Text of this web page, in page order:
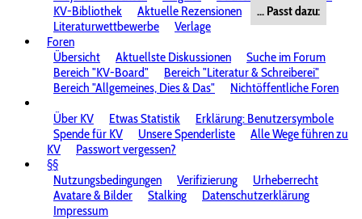
KV-Bibliothek
Aktuelle Rezensionen
... Passt dazu:
Literaturwettbewerbe
Verlage
Foren
Übersicht
Aktuellste Diskussionen
Suche im Forum
Bereich "KV-Board"
Bereich "Literatur & Schreiberei"
Bereich "Allgemeines, Dies & Das"
Nichtöffentliche Foren
Über KV
Etwas Statistik
Erklärung: Benutzersymbole
Spende für KV
Unsere Spenderliste
Alle Wege führen zu
KV
Passwort vergessen?
§§
Nutzungsbedingungen
Verifizierung
Urheberrecht
Avatare & Bilder
Stalking
Datenschutzerklärung
Impressum